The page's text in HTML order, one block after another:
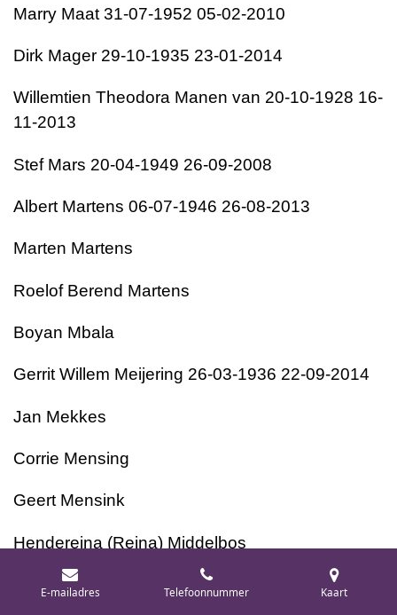
Marry Maat 31-07-1952 05-02-2010
Dirk Mager 29-10-1935 23-01-2014
Willemtien Theodora Manen van 20-10-1928 16-
11-2013
Stef Mars 20-04-1949 26-09-2008
Albert Martens 06-07-1946 26-08-2013
Marten Martens
Roelof Berend Martens
Boyan Mbala
Gerrit Willem Meijering 26-03-1936 22-09-2014
Jan Mekkes
Corrie Mensing
Geert Mensink
Hendereina (Reina) Middelbos
Jacob Folkert Minnema 01-10-1941 06-06-2009
E-mailadres Telefoonnummer Kaart